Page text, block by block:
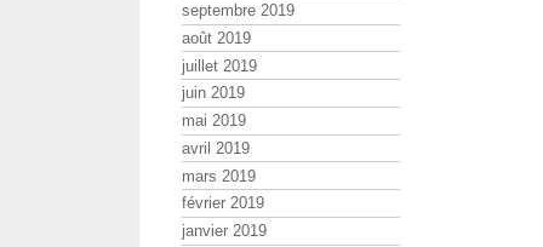
septembre 2019
août 2019
juillet 2019
juin 2019
mai 2019
avril 2019
mars 2019
février 2019
janvier 2019